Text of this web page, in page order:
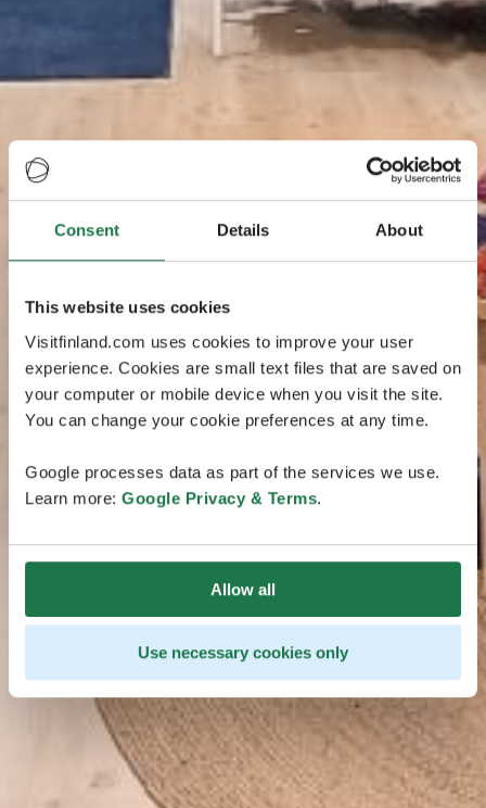
Consent Details About
This website uses cookies
Visitfinland.com uses cookies to improve your user
experience. Cookies are small text files that are saved on
your computer or mobile device when you visit the site.
You can change your cookie preferences at any time.
Google processes data as part of the services we use.
Learn more: Google Privacy & Terms.
Allow all
Use necessary cookies only